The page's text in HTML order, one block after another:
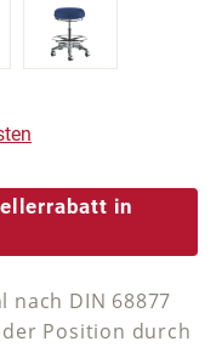
in
DIN 68877
Position durch